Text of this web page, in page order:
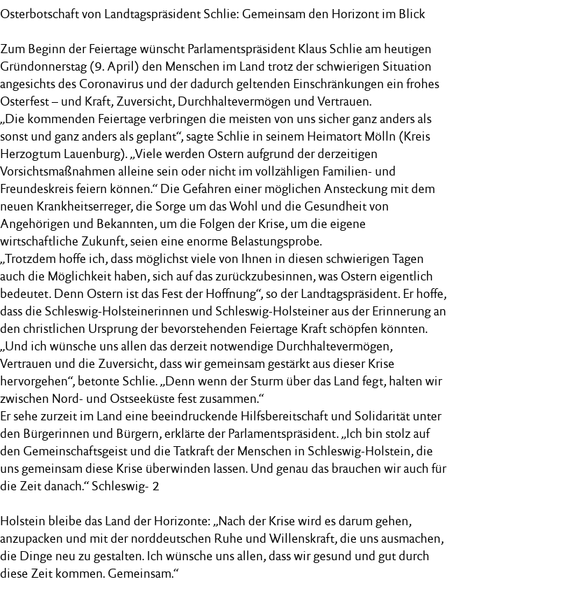
Osterbotschaft von Landtagspräsident Schlie: Gemeinsam den Horizont im Blick
Zum Beginn der Feiertage wünscht Parlamentspräsident Klaus Schlie am heutigen
Gründonnerstag (9. April) den Menschen im Land trotz der schwierigen Situation
angesichts des Coronavirus und der dadurch geltenden Einschränkungen ein frohes
Osterfest – und Kraft, Zuversicht, Durchhaltevermögen und Vertrauen.
„Die kommenden Feiertage verbringen die meisten von uns sicher ganz anders als
sonst und ganz anders als geplant“, sagte Schlie in seinem Heimatort Mölln (Kreis
Herzogtum Lauenburg). „Viele werden Ostern aufgrund der derzeitigen
Vorsichtsmaßnahmen alleine sein oder nicht im vollzähligen Familien- und
Freundeskreis feiern können.“ Die Gefahren einer möglichen Ansteckung mit dem
neuen Krankheitserreger, die Sorge um das Wohl und die Gesundheit von
Angehörigen und Bekannten, um die Folgen der Krise, um die eigene
wirtschaftliche Zukunft, seien eine enorme Belastungsprobe.
„Trotzdem hoffe ich, dass möglichst viele von Ihnen in diesen schwierigen Tagen
auch die Möglichkeit haben, sich auf das zurückzubesinnen, was Ostern eigentlich
bedeutet. Denn Ostern ist das Fest der Hoffnung“, so der Landtagspräsident. Er hoffe,
dass die Schleswig-Holsteinerinnen und Schleswig-Holsteiner aus der Erinnerung an
den christlichen Ursprung der bevorstehenden Feiertage Kraft schöpfen könnten.
„Und ich wünsche uns allen das derzeit notwendige Durchhaltevermögen,
Vertrauen und die Zuversicht, dass wir gemeinsam gestärkt aus dieser Krise
hervorgehen“, betonte Schlie. „Denn wenn der Sturm über das Land fegt, halten wir
zwischen Nord- und Ostseeküste fest zusammen.“
Er sehe zurzeit im Land eine beeindruckende Hilfsbereitschaft und Solidarität unter
den Bürgerinnen und Bürgern, erklärte der Parlamentspräsident. „Ich bin stolz auf
den Gemeinschaftsgeist und die Tatkraft der Menschen in Schleswig-Holstein, die
uns gemeinsam diese Krise überwinden lassen. Und genau das brauchen wir auch für
die Zeit danach.“ Schleswig- 2
Holstein bleibe das Land der Horizonte: „Nach der Krise wird es darum gehen,
anzupacken und mit der norddeutschen Ruhe und Willenskraft, die uns ausmachen,
die Dinge neu zu gestalten. Ich wünsche uns allen, dass wir gesund und gut durch
diese Zeit kommen. Gemeinsam.“